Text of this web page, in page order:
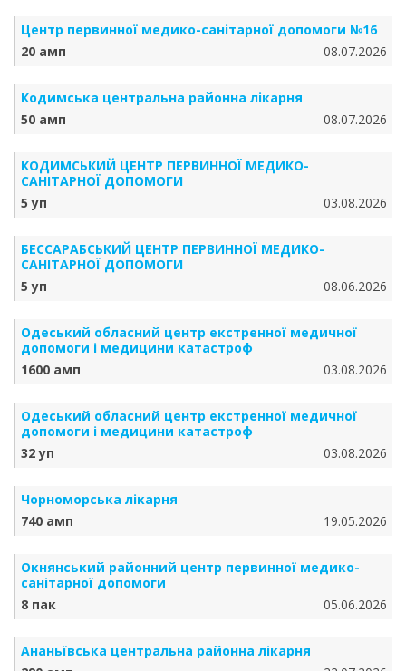
Центр первинної медико-санітарної допомоги №16
20 амп
08.07.2026
Кодимська центральна районна лікарня
50 амп
08.07.2026
КОДИМСЬКИЙ ЦЕНТР ПЕРВИННОЇ МЕДИКО-
САНІТАРНОЇ ДОПОМОГИ
5 уп
03.08.2026
БЕССАРАБСЬКИЙ ЦЕНТР ПЕРВИННОЇ МЕДИКО-
САНІТАРНОЇ ДОПОМОГИ
5 уп
08.06.2026
Одеський обласний центр екстренної медичної
допомоги і медицини катастроф
1600 амп
03.08.2026
Одеський обласний центр екстренної медичної
допомоги і медицини катастроф
32 уп
03.08.2026
Чорноморська лікарня
740 амп
19.05.2026
Окнянський районний центр первинної медико-
санітарної допомоги
8 пак
05.06.2026
Ананьївська центральна районна лікарня